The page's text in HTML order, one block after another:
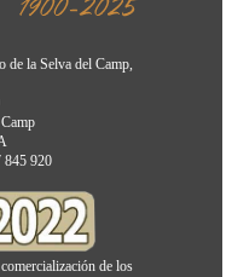
de la Selva del Camp,
845 920
de los